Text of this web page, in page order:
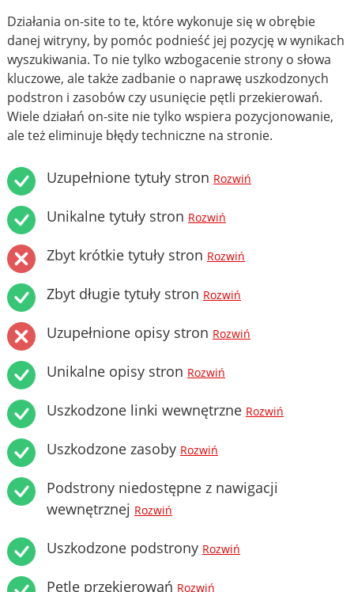
Działania on-site to te, które wykonuje się w obrębie
danej witryny, by pomóc podnieść jej pozycję w wynikach
wyszukiwania. To nie tylko wzbogacenie strony o słowa
kluczowe, ale także zadbanie o naprawę uszkodzonych
podstron i zasobów czy usunięcie pętli przekierowań.
Wiele działań on-site nie tylko wspiera pozycjonowanie,
ale też eliminuje błędy techniczne na stronie.
Uzupełnione tytuły stron Rozwiń
Unikalne tytuły stron Rozwiń
Zbyt krótkie tytuły stron Rozwiń
Zbyt długie tytuły stron Rozwiń
Uzupełnione opisy stron Rozwiń
Unikalne opisy stron Rozwiń
Uszkodzone linki wewnętrzne Rozwiń
Uszkodzone zasoby Rozwiń
Podstrony niedostępne z nawigacji
wewnętrznej Rozwiń
Uszkodzone podstrony Rozwiń
Pętle przekierowań Rozwiń